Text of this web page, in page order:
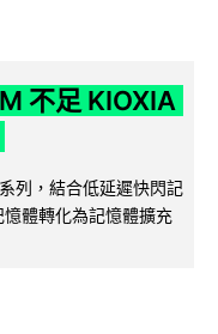
不足 KIOXIA
列，結合低延遲快閃記
憶體轉化為記憶體擴充